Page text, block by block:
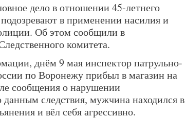
дело в отношении 45-летнего
в применении насилия и
Об этом сообщили в
комитета.
днём 9 мая инспектор патрульно-
по Воронежу прибыл в магазин на
сообщения о нарушении
следствия, мужчина находился в
и вёл себя агрессивно.